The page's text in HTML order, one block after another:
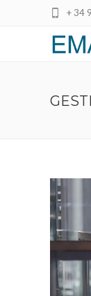
+ 34